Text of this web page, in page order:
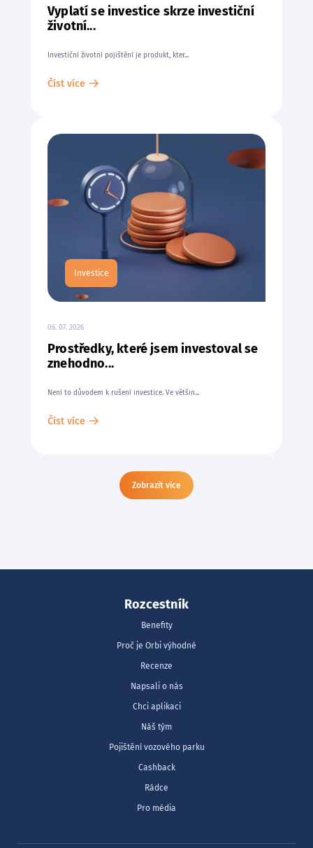
Vyplatí se investice skrze investiční
životní...
Investiční životní pojištění je produkt, kter...
Číst více
Investice
06. 07. 2026
Prostředky, které jsem investoval se
znehodno...
Není to důvodem k rušení investice. Ve většin...
Číst více
Zobrazit více
Rozcestník
Benefity
Proč je Orbi výhodné
Recenze
Napsali o nás
Chci aplikaci
Náš tým
Pojištění vozového parku
Cashback
Rádce
Pro média